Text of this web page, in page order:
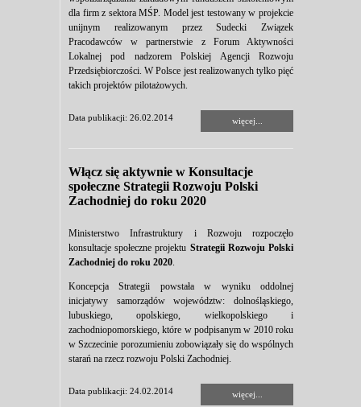
dla firm z sektora MŚP. Model jest testowany w projekcie
unijnym realizowanym przez Sudecki Związek
Pracodawców w partnerstwie z Forum Aktywności
Lokalnej pod nadzorem Polskiej Agencji Rozwoju
Przedsiębiorczości. W Polsce jest realizowanych tylko pięć
takich projektów pilotażowych.
Data publikacji: 26.02.2014 więcej...
Włącz się aktywnie w Konsultacje
społeczne Strategii Rozwoju Polski
Zachodniej do roku 2020
Ministerstwo Infrastruktury i Rozwoju rozpoczęło
konsultacje społeczne projektu Strategii Rozwoju Polski
Zachodniej do roku 2020.
Koncepcja Strategii powstała w wyniku oddolnej
inicjatywy samorządów województw: dolnośląskiego,
lubuskiego, opolskiego, wielkopolskiego i
zachodniopomorskiego, które w podpisanym w 2010 roku
w Szczecinie porozumieniu zobowiązały się do wspólnych
starań na rzecz rozwoju Polski Zachodniej.
Data publikacji: 24.02.2014 więcej...